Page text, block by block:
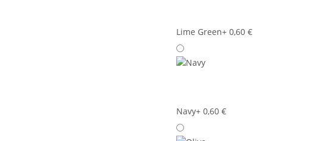
Lime Green+ 0,60 €
Navy+ 0,60 €